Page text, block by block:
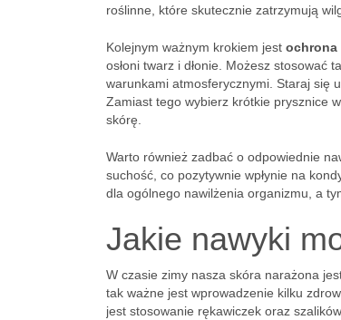
roślinne, które skutecznie zatrzymują
Kolejnym ważnym krokiem jest ochrona
osłoni twarz i dłonie. Możesz
warunkami atmosferycznymi. Staraj się
Zamiast tego wybierz krótkie prysznice
skórę.
Warto również zadbać o odpowiednie
suchość, co pozytywnie wpłynie na
dla ogólnego nawilżenia organizmu, a
Jakie nawyki
W czasie zimy nasza skóra narażona
tak ważne jest wprowadzenie kilku
jest stosowanie rękawiczek oraz